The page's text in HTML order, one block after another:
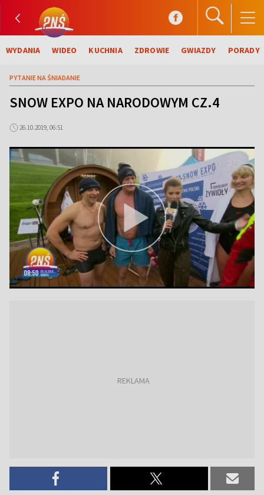
WYDANIA WIDEO KUCHNIA ZDROWIE GWIAZDY PORADY
PYTANIE NA ŚNIADANIE
SNOW EXPO NA NARODOWYM CZ.4
26.10.2019, 06:51